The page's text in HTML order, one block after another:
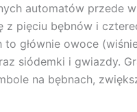
automatów przede
z pięciu bębnów i
głównie owoce
siódemki i gwiazdy.
na bębnach,